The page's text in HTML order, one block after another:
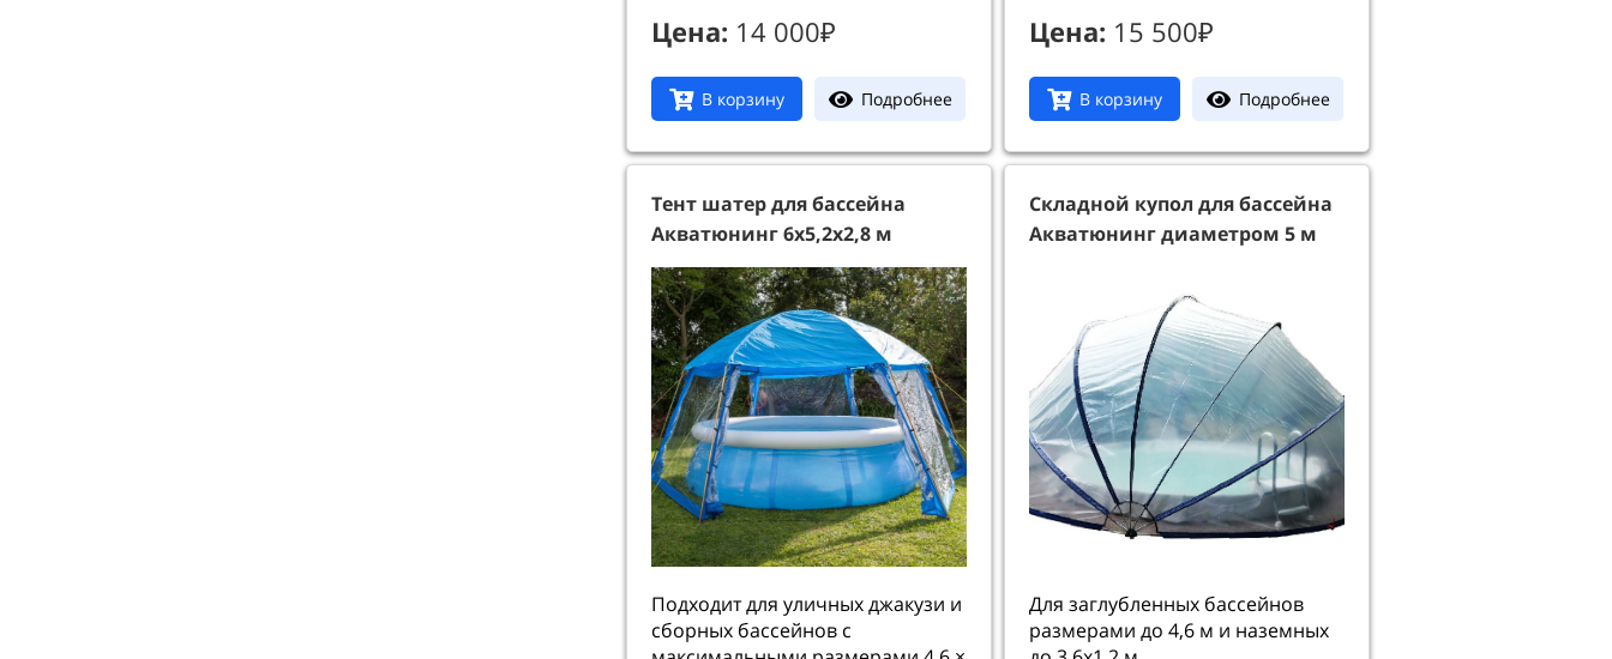
Цена: 14 000₽
В корзину Подробнее
Цена: 15 500₽
В корзину Подробнее
Тент шатер для бассейна
Акватюнинг 6х5,2х2,8 м
Подходит для уличных джакузи и
сборных бассейнов с
Складной купол для бассейна
Акватюнинг диаметром 5 м
Для заглубленных бассейнов
размерами до 4,6 м и наземных